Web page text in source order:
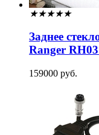
★★★★★
Заднее
Ranger
159000 руб.